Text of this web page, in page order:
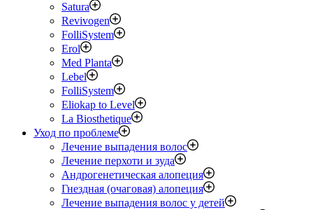
Satura
Revivogen
FolliSystem
Erol
Med Planta
Lebel
FolliSystem
Eliokap to Level
La Biosthetique
Уход по проблеме
Лечение выпадения волос
Лечение перхоти и зуда
Андрогенетическая алопеция
Гнездная (очаговая) алопеция
Лечение выпадения волос у детей